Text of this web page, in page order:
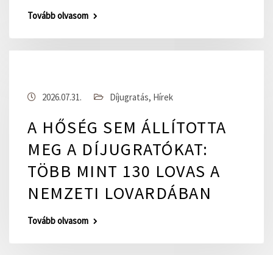
Tovább olvasom
2026.07.31. Díjugratás, Hírek
A HŐSÉG SEM ÁLLÍTOTTA
MEG A DÍJUGRATÓKAT:
TÖBB MINT 130 LOVAS A
NEMZETI LOVARDÁBAN
Tovább olvasom